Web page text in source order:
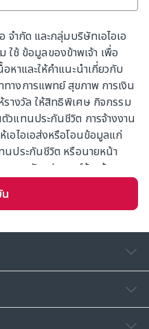
จำกัด และกลุ่มบริษัทเอไอเอ
ใช้ ข้อมูลของข้าพเจ้า เพื่อ
หาและให้คำแนะนำเกี่ยวกับ
างการแพทย์ สุขภาพ การเงิน
รางวัล ให้สิทธิพิเศษ กิจกรรม
วแทนประกันชีวิต การจ้างงาน
อไอเอส่งหรือโอนข้อมูลแก่
ประกันชีวิต หรือนายหน้า
รตามวัตถุประสงค์ข้างต้น
ยินยอมครั้งนี้มีผลแทนที่การ
านเพิ่มเติมภายหลังเพื่อใช้ตาม
มลิ้งค์ดังต่อไปนี้